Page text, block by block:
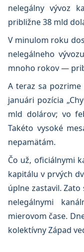
nelegálny vývoz
približne 38 mld
V minulom roku
nelegálneho
mnoho rokov —
A teraz sa
januári pozícia
mld dolárov; vo
Takéto vysoké
nepamätám.
Čo už, oficiálnymi
kapitálu v prvých
úplne zastavil.
nelegálnymi
mierovom čase.
kolektívny Západ